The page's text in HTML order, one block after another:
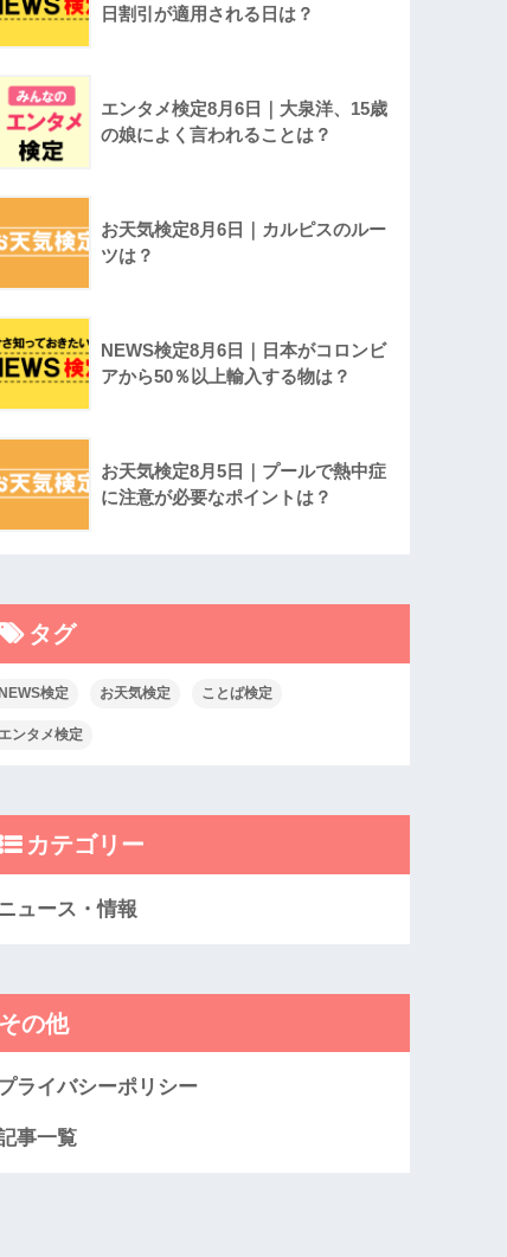
日割引が適用される日は？
エンタメ検定8月6日｜大泉洋、15歳
の娘によく言われることは？
お天気検定8月6日｜カルピスのルー
ツは？
NEWS検定8月6日｜日本がコロンビ
アから50％以上輸入する物は？
お天気検定8月5日｜プールで熱中症
に注意が必要なポイントは？
タグ
NEWS検定 お天気検定 ことば検定
エンタメ検定
カテゴリー
ュース・情報
その他
ライバシーポリシー
事一覧